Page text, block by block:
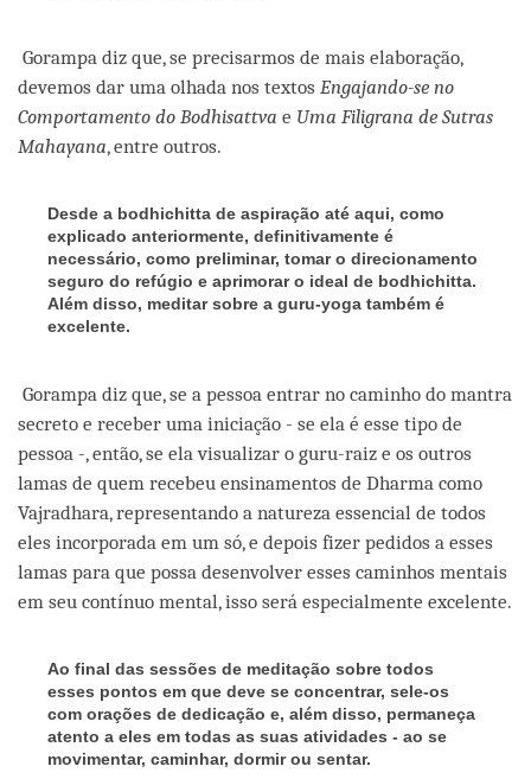
Gorampa diz que, se precisarmos de mais elaboração,
devemos dar uma olhada nos textos Engajando-se no
Comportamento do Bodhisattva e Uma Filigrana de Sutras
Mahayana, entre outros.
Desde a bodhichitta de aspiração até aqui, como
explicado anteriormente, definitivamente é
necessário, como preliminar, tomar o direcionamento
seguro do refúgio e aprimorar o ideal de bodhichitta.
Além disso, meditar sobre a guru-yoga também é
excelente.
Gorampa diz que, se a pessoa entrar no caminho do mantra
secreto e receber uma iniciação - se ela é esse tipo de
pessoa -, então, se ela visualizar o guru-raiz e os outros
lamas de quem recebeu ensinamentos de Dharma como
Vajradhara, representando a natureza essencial de todos
eles incorporada em um só, e depois fizer pedidos a esses
lamas para que possa desenvolver esses caminhos mentais
em seu contínuo mental, isso será especialmente excelente.
Ao final das sessões de meditação sobre todos
esses pontos em que deve se concentrar, sele-os
com orações de dedicação e, além disso, permaneça
atento a eles em todas as suas atividades - ao se
movimentar, caminhar, dormir ou sentar.